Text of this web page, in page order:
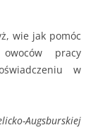
wie jak pomóc
pracy
w
Augsburskiej